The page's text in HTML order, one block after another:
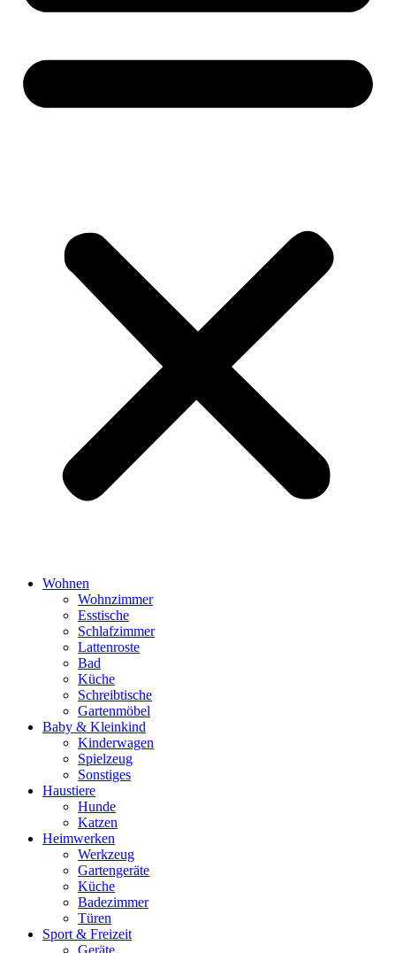
Wohnen
Wohnzimmer
Esstische
Schlafzimmer
Lattenroste
Bad
Küche
Schreibtische
Gartenmöbel
Baby & Kleinkind
Kinderwagen
Spielzeug
Sonstiges
Haustiere
Hunde
Katzen
Heimwerken
Werkzeug
Gartengeräte
Küche
Badezimmer
Türen
Sport & Freizeit
Geräte